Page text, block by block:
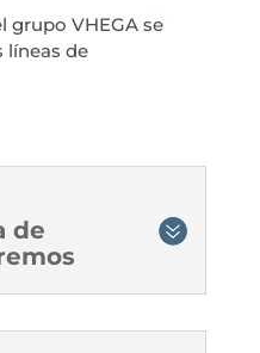
grupo VHEGA se
líneas de
de